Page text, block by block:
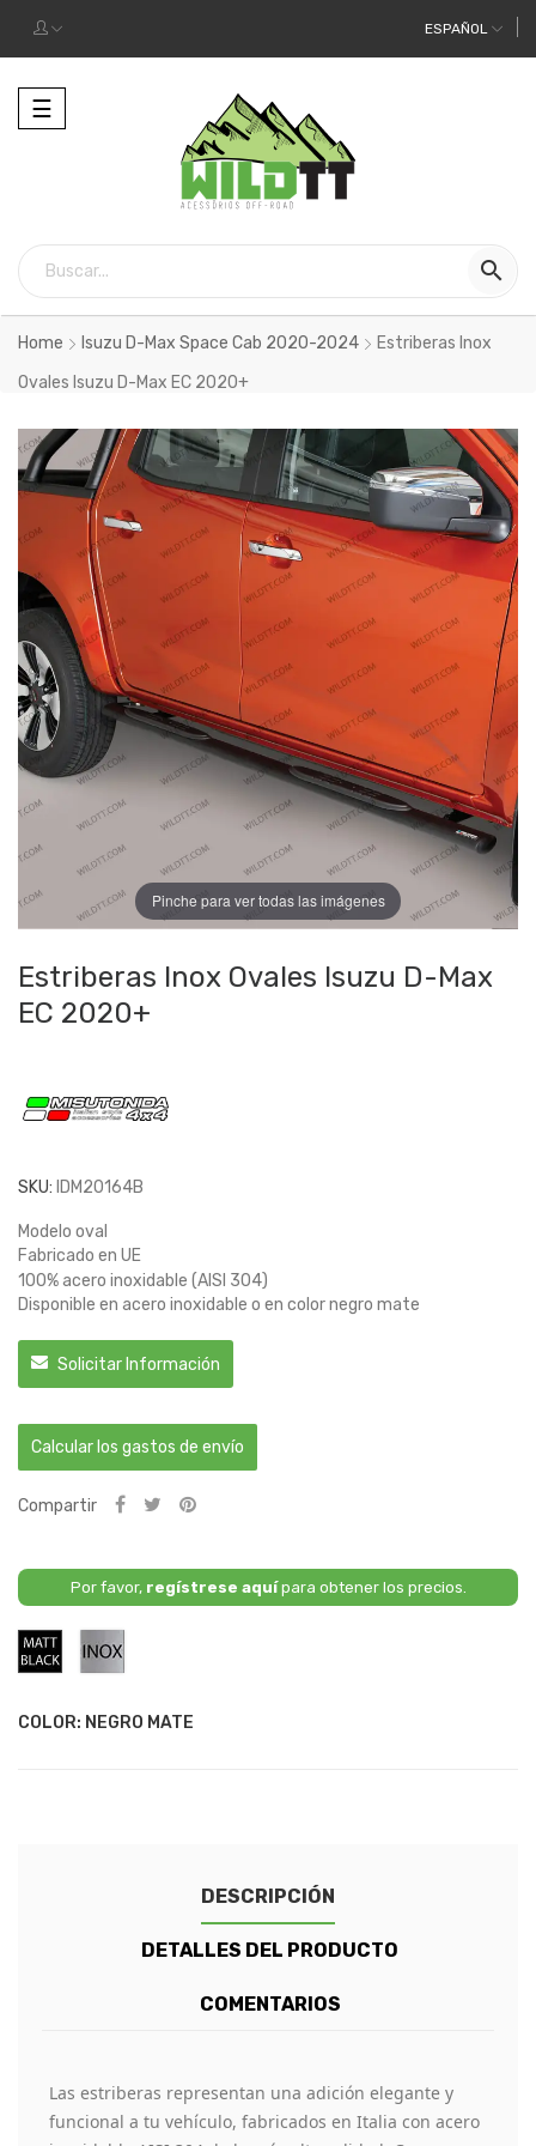
ESPAÑOL
Alternar
la
☰

Home Isuzu D-Max Space Cab 2020-2024
Estriberas Inox
Ovales Isuzu D-Max EC 2020+
Pinche para ver todas las imágenes
Estriberas Inox Ovales Isuzu D-Max
EC 2020+
SKU: IDM20164B
Modelo oval
Fabricado en UE
100% acero inoxidable (AISI 304)
Disponible en acero inoxidable o en color negro mate
Solicitar Información
Calcular los gastos de envío
Compartir
Por favor, regístrese aquípara obtener los precios.
COLOR: NEGRO MATE
Negro
Mate
DESCRIPCIÓN
DETALLES DEL PRODUCTO
COMENTARIOS
Las estriberas representan una adición elegante y
funcional a tu vehículo, fabricados en Italia con acero